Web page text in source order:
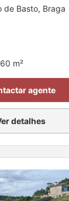
de Basto, Braga
m²
agente
detalhes